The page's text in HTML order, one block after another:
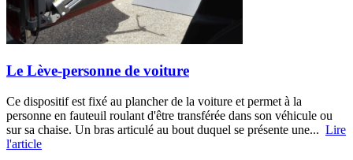
Le Lève-personne de voiture
Ce dispositif est fixé au plancher de la voiture et permet à la
personne en fauteuil roulant d'être transférée dans son véhicule ou
sur sa chaise. Un bras articulé au bout duquel se présente une... Lire
l'article